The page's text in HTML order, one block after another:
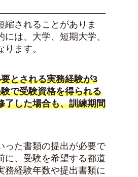
されることがありま
は、大学、短期大学、
ます。
とされる実務経験が3
で受験資格を得られる
了した場合も、訓練期間
った書類の提出が必要で
に、受験を希望する都道
務経験年数や提出書類に